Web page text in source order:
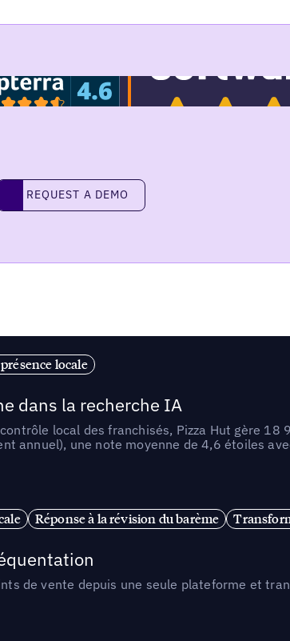
a demo
REQUEST A DEMO
locale
dans la recherche IA
local des franchisés, Pizza Hut gère
annuel), une note moyenne de 4,6 étoiles
Réponse à la révision du barème
de vente depuis une seule plateforme et